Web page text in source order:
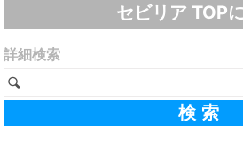
セビリア TOP
詳細検索